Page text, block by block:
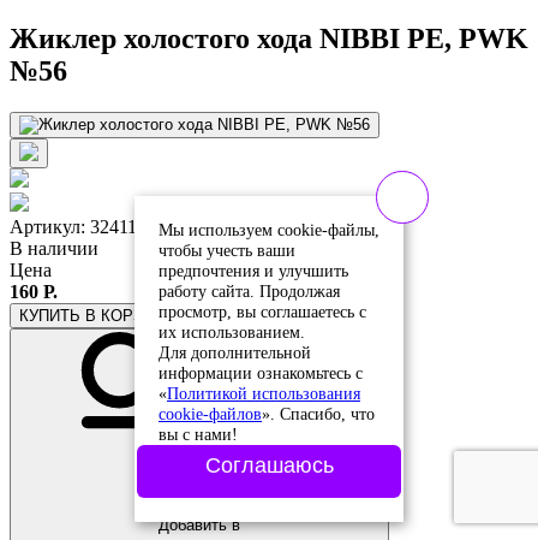
Жиклер холостого хода NIBBI PE, PWK
№56
Артикул: 324111
В наличии
Цена
160 Р.
КУПИТЬ В КОРЗИНЕ
Добавить в
Мы используем cookie-файлы,
чтобы учесть ваши
предпочтения и улучшить
работу сайта. Продолжая
просмотр, вы соглашаетесь с
их использованием.
Для дополнительной
информации ознакомьтесь с
«Политикой использования
cookie-файлов». Спасибо, что
вы с нами!
Соглашаюсь